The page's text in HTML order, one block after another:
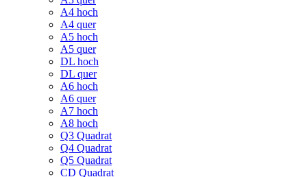
A4 hoch
A4 quer
A5 hoch
A5 quer
DL hoch
DL quer
A6 hoch
A6 quer
A7 hoch
A8 hoch
Q3 Quadrat
Q4 Quadrat
Q5 Quadrat
CD Quadrat